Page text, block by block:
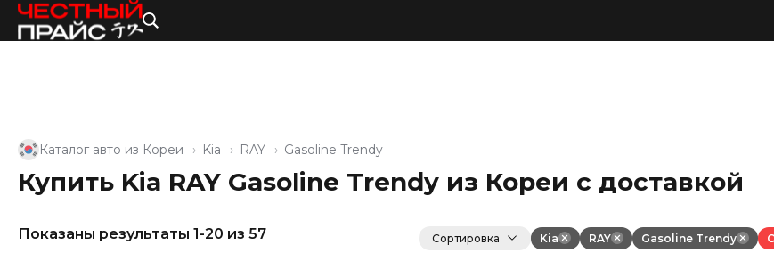
Показаны результаты 1-20 из 57
Каталог авто из Кореи Kia RAY Gasoline Trendy
Купить Kia RAY Gasoline Trendy из Кореи с доставкой
Сортировка Kia RAY Gasoline Trendy